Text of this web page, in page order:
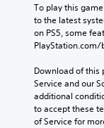
To play this
to the latest
on PS5, some
Download of this
Service and our
additional
to accept these
of Service for